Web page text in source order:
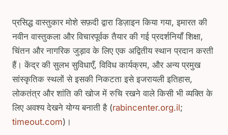
प्रसिद्ध वास्तुकार मोशे सफ़दी द्वारा डिज़ाइन किया गया, इमारत की
नवीन वास्तुकला और विचारपूर्वक तैयार की गई प्रदर्शनियाँ शिक्षा,
चिंतन और नागरिक जुड़ाव के लिए एक अद्वितीय स्थान प्रदान करती
हैं। केंद्र की सुलभ सुविधाएँ, विविध कार्यक्रम, और अन्य प्रमुख
सांस्कृतिक स्थलों से इसकी निकटता इसे इजरायली इतिहास,
लोकतंत्र और शांति की खोज में रुचि रखने वाले किसी भी व्यक्ति के
लिए अवश्य देखने योग्य बनाती है (rabincenter.org.il;
timeout.com)।